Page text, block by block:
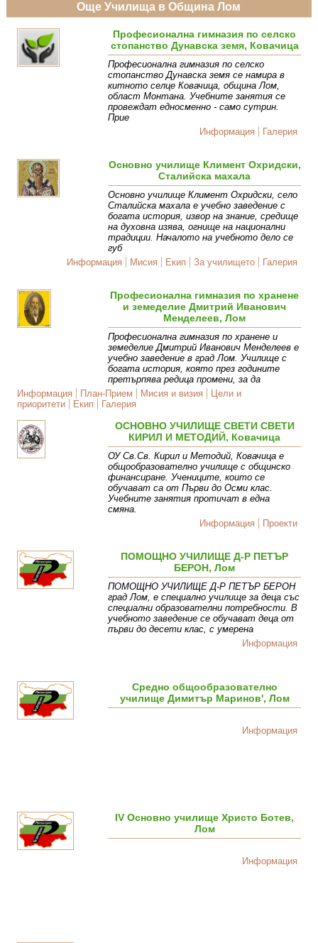
Още Училища в Община Лом
Професионална гимназия по селско
стопанство Дунавска земя, Ковачица
Професионална гимназия по селско
стопанство Дунавска земя се намира в
китното селце Ковачица, община Лом,
област Монтана. Учебните занятия се
провеждат едносменно - само сутрин.
Прие
Информация
Галерия
Основно училище Климент Охридски,
Сталийска махала
Основно училище Климент Охридски, село
Сталийска махала е учебно заведение с
богата история, извор на знание, средище
на духовна изява, огнище на национални
традиции. Началото на учебното дело се
губ
Информация
Мисия Екип За училището Галерия
Професионална гимназия по хранене
и земеделие Дмитрий Иванович
Менделеев, Лом
Професионална гимназия по хранене и
земеделие Дмитрий Иванович Менделеев е
учебно заведение в град Лом. Училище с
богата история, която през годините
претърпява редица промени, за да
Информация
План-Прием Мисия и визия
Цели и
приоритети
Екип Галерия
ОСНОВНО УЧИЛИЩЕ СВЕТИ СВЕТИ
КИРИЛ И МЕТОДИЙ, Ковачица
ОУ Св.Св. Кирил и Методий, Ковачица е
общообразователно училище с общинско
финансиране. Учениците, които се
обучават са от Първи до Осми клас.
Учебните занятия протичат в една
смяна.
Информация
Проекти
ПОМОЩНО УЧИЛИЩЕ Д-Р ПЕТЪР
БЕРОН, Лом
ПОМОЩНО УЧИЛИЩЕ Д-Р ПЕТЪР БЕРОН
град Лом, е специално училище за деца със
специални образователни потребности. В
учебното заведение се обучават деца от
първи до десети клас, с умерена
Информация
Средно общообразователно
училище Димитър Маринов', Лом
Информация
ІV Основно училище Христо Ботев,
Лом
Информация